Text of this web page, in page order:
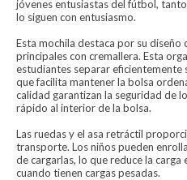
jóvenes entusiastas del fútbol,
lo siguen con entusiasmo.
Esta mochila destaca por su
principales con cremallera. Esta
estudiantes separar eficientemente
que facilita mantener la bolsa
calidad garantizan la seguridad de
rápido al interior de la bolsa.
Las ruedas y el asa retráctil
transporte. Los niños pueden
de cargarlas, lo que reduce la carga
cuando tienen cargas pesadas.